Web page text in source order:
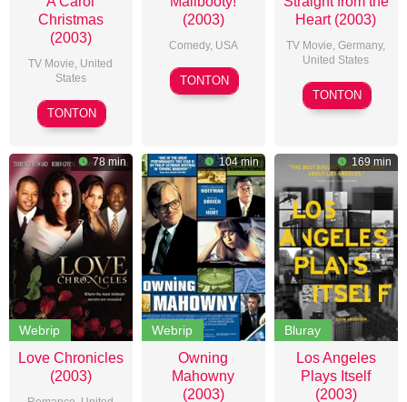
Christmas
(2003)
TV Movie, United
States
Matthew
Irmas
TONTON
(2003)
Comedy, USA
Barry
Bowles
TONTON
Heart (2003)
TV Movie,Germany,
United States
David
S.
TONTON
78 min
Webrip
Love Chronicles
(2003)
104 min
Webrip
Owning
Mahowny
(2003)
169 min
Bluray
Los Angeles
Plays Itself
(2003)